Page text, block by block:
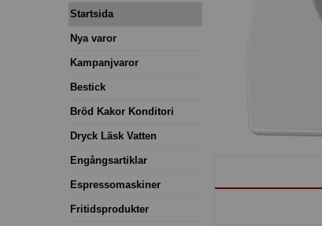
Startsida
Nya varor
Kampanjvaror
Bestick
Bröd Kakor Konditori
Dryck Läsk Vatten
Engångsartiklar
Espressomaskiner
Fritidsprodukter